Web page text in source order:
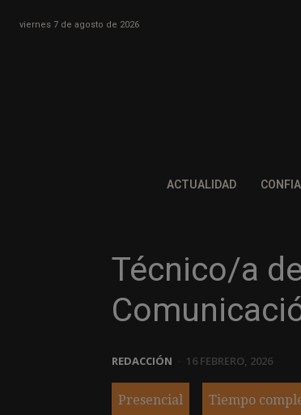
viernes 7 de agosto de 2026
ACTUALIDAD
Técnico/a
REDACCIÓN 16 FEBRERO, 2026
Presencial Tiempo